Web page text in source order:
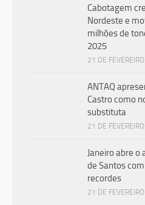
Cabotagem
Nordeste e
milhões de
2025
21 DE
ANTAQ
Castro como
substituta
21 DE
Janeiro abre o
de Santos
recordes
21 DE